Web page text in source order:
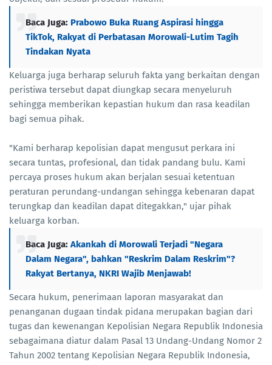
Baca Juga: Prabowo Buka Ruang Aspirasi hingga
TikTok, Rakyat di Perbatasan Morowali-Lutim Tagih
Tindakan Nyata
Keluarga juga berharap seluruh fakta yang berkaitan dengan
peristiwa tersebut dapat diungkap secara menyeluruh
sehingga memberikan kepastian hukum dan rasa keadilan
bagi semua pihak.
"Kami berharap kepolisian dapat mengusut perkara ini
secara tuntas, profesional, dan tidak pandang bulu. Kami
percaya proses hukum akan berjalan sesuai ketentuan
peraturan perundang-undangan sehingga kebenaran dapat
terungkap dan keadilan dapat ditegakkan," ujar pihak
keluarga korban.
Baca Juga: Akankah di Morowali Terjadi "Negara
Dalam Negara", bahkan "Reskrim Dalam Reskrim"?
Rakyat Bertanya, NKRI Wajib Menjawab!
Secara hukum, penerimaan laporan masyarakat dan
penanganan dugaan tindak pidana merupakan bagian dari
tugas dan kewenangan Kepolisian Negara Republik Indonesia
sebagaimana diatur dalam Pasal 13 Undang-Undang Nomor 2
Tahun 2002 tentang Kepolisian Negara Republik Indonesia,